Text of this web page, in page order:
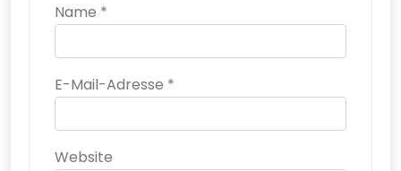
Name *
E-Mail-Adresse *
Website